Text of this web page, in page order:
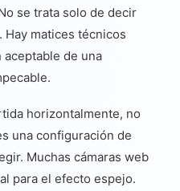
se trata solo de decir
matices técnicos
de una
horizontalmente, no
una configuración de
Muchas cámaras web
para el efecto espejo.